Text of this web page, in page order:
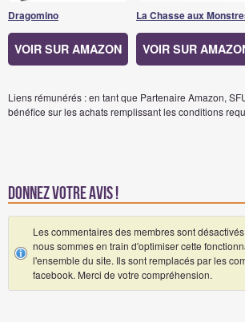
Dragomino
VOIR SUR AMAZON
La Chasse aux
VOIR SUR
Liens rémunérés : en tant que Partenaire Amazon,
bénéfice sur les achats remplissant les conditions
Donnez votre avis !
Les commentaires des membres sont
nous sommes en train d'optimiser cette
l'ensemble du site. Ils sont remplacés par les
facebook. Merci de votre compréhension.